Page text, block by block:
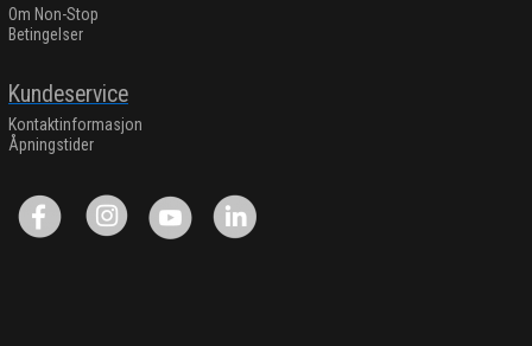
Om Non-Stop
Betingelser
Kundeservice
Kontaktinformasjon
Åpningstider